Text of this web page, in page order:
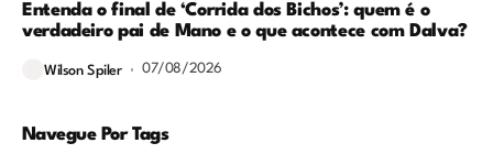
Entenda o final de ‘Corrida dos Bichos’: quem é o
verdadeiro pai de Mano e o que acontece com Dalva?
Wilson Spiler 07/08/2026
Navegue Por Tags